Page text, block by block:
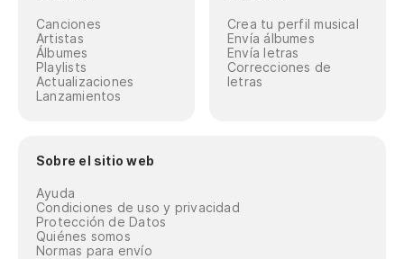
Canciones
Artistas
Álbumes
Playlists
Actualizaciones
Lanzamientos
Crea tu perfil musical
Envía álbumes
Envía letras
Correcciones de
letras
Sobre el sitio web
Ayuda
Condiciones de uso y privacidad
Protección de Datos
Quiénes somos
Normas para envío